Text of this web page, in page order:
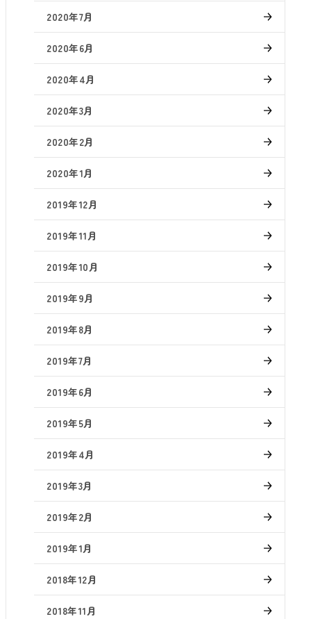
2020年7月
2020年6月
2020年4月
2020年3月
2020年2月
2020年1月
2019年12月
2019年11月
2019年10月
2019年9月
2019年8月
2019年7月
2019年6月
2019年5月
2019年4月
2019年3月
2019年2月
2019年1月
2018年12月
2018年11月